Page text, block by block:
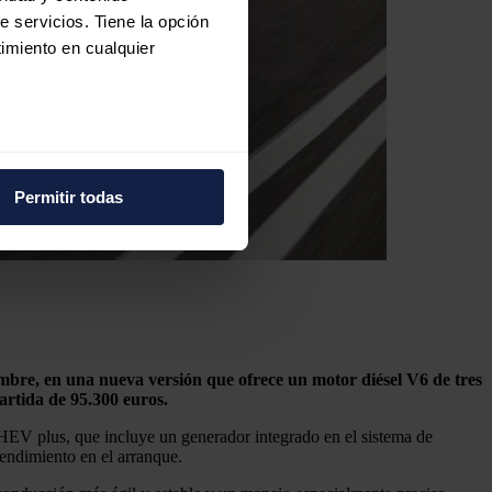
servicios. Tiene la opción
en cualquier
Permitir todas
en una nueva versión que ofrece un motor diésel V6 de tres
de 95.300 euros.
plus, que incluye un generador integrado en el sistema de
en el arranque.